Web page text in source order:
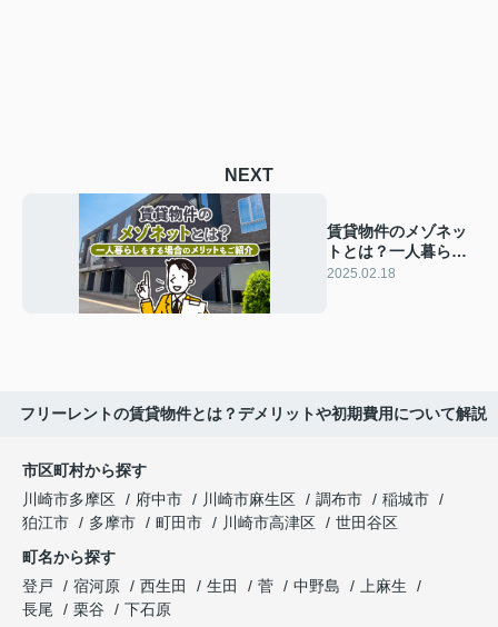
NEXT
賃貸物件のメゾネッ
トとは？一人暮らし
をする場合のメリッ
2025.02.18
フリーレントの賃貸物件とは？デメリットや初期費用について解説
市区町村から探す
川崎市多摩区
府中市 川崎市麻生区 調布市
稲城市
狛江市
多摩市 町田市 川崎市高津区
世田谷区
町名から探す
登戸
宿河原 西生田 生田 菅 中野島
上麻生
長尾
栗谷
下石原